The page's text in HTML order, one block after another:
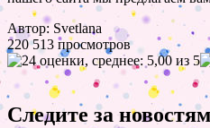
Автор: Svetlana
220 513 просмотров
Следите за